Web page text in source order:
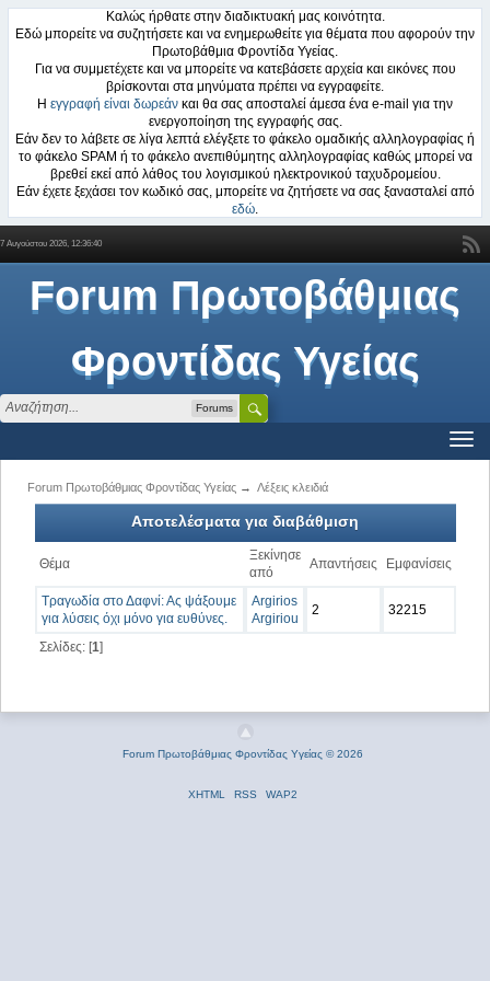
Καλώς ήρθατε στην διαδικτυακή μας κοινότητα.
Εδώ μπορείτε να συζητήσετε και να ενημερωθείτε για θέματα που αφορούν την
Πρωτοβάθμια Φροντίδα Υγείας.
Για να συμμετέχετε και να μπορείτε να κατεβάσετε αρχεία και εικόνες που
βρίσκονται στα μηνύματα πρέπει να εγγραφείτε.
Η εγγραφή είναι δωρεάν και θα σας αποσταλεί άμεσα ένα e-mail για την
ενεργοποίηση της εγγραφής σας.
Εάν δεν το λάβετε σε λίγα λεπτά ελέγξετε το φάκελο ομαδικής αλληλογραφίας ή
το φάκελο SPAM ή το φάκελο ανεπιθύμητης αλληλογραφίας καθώς μπορεί να
βρεθεί εκεί από λάθος του λογισμικού ηλεκτρονικού ταχυδρομείου.
Εάν έχετε ξεχάσει τον κωδικό σας, μπορείτε να ζητήσετε να σας ξανασταλεί από
εδώ.
7 Αυγούστου 2026, 12:36:40
Forum Πρωτοβάθμιας
Φροντίδας Υγείας
Forums
Forum Πρωτοβάθμιας Φροντίδας Υγείας→ Λέξεις κλειδιά
Αποτελέσματα για διαβάθμιση
Θέμα
Ξεκίνησε
από
Απαντήσεις Εμφανίσεις
Τραγωδία στο Δαφνί: Ας ψάξουμε
για λύσεις όχι μόνο για ευθύνες.
Argirios
Argiriou
2 32215
Σελίδες: [1]
Forum Πρωτοβάθμιας Φροντίδας Υγείας © 2026
XHTML RSS WAP2